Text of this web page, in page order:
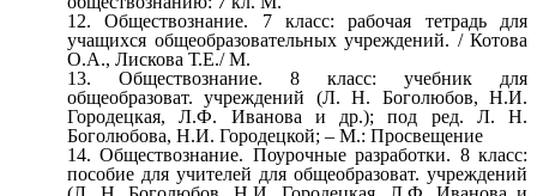
Обществознание. 7 класс: рабочая тетрадь для
учащихся общеобразовательных учреждений. / Котова
О.А., Лискова Т.Е./ М.
Обществознание. 8 класс: учебник для
общеобразоват. учреждений (Л. Н. Боголюбов, Н.И.
Городецкая, Л.Ф. Иванова и др.); под ред. Л. Н.
Боголюбова, Н.И. Городецкой; – М.: Просвещение
Обществознание. Поурочные разработки. 8 класс:
пособие для учителей для общеобразоват. учреждений